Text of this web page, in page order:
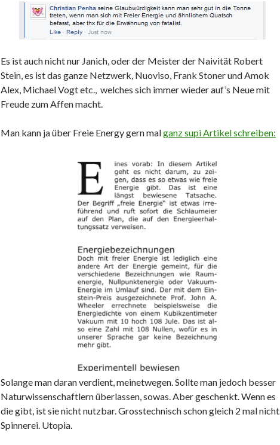
Es ist auch nicht nur Janich, oder der Meister der Naivität Robert
Stein, es ist das ganze Netzwerk, Nuoviso, Frank Stoner und Amok
Alex, Michael Vogt etc., welches sich immer wieder auf’s Neue mit
Freude zum Affen macht.
Man kann ja über Freie Energy gern malganz supi Artikel schreiben:
Solange man daran verdient, meinetwegen. Sollte man jedoch besser
Naturwissenschaftlern überlassen, sowas. Aber geschenkt. Wenn es
die gibt, ist sie nicht nutzbar. Grosstechnisch schon gleich 2 mal nicht.
Spinnerei. Utopia.